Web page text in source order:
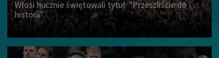
Włosi hucznie świętowali tytuł. "Przeszliście do
historii"